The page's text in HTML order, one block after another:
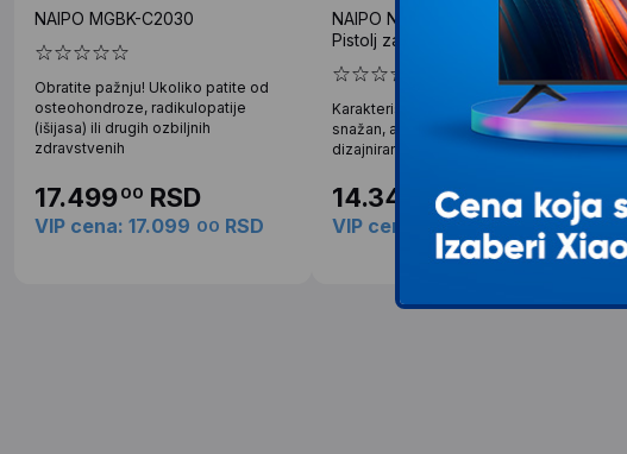
NAIPO MGBK-C2030
Obratite pažnju! Ukoliko patite od
osteohondroze, radikulopatije
(išijasa) ili drugih ozbiljnih
zdravstvenih
17.49900 RSD
VIP cena: 17.099 00 RSD
NAIPO NAIPO NPMGUN-K5-04
Pistolj za masazu
Karakteristike Masažer „Gun“ tipa je
snažan, ali kompaktan uređaj
dizajniran za dubinsku masažu
14.349 00RSD
VIP cena: 14.009 RSD